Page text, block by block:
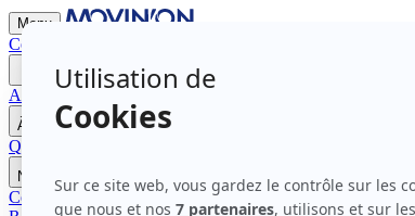
Menu
Contactez-nous
Accueil
À propos de Movin'On
Qui sommes-nous ?
Nos travaux
Communautés pour l'impact 2026 Programme Bleu Blanc